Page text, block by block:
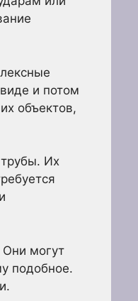
и потом
объектов,
Их
могут
подобное.